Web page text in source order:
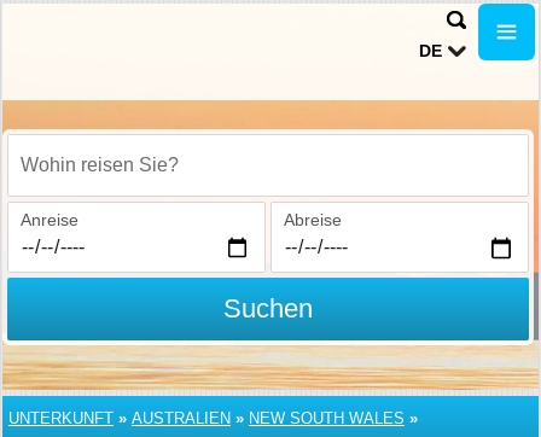
DE
Wohin reisen Sie?
Anreise Abreise
Suchen
UNTERKUNFT » AUSTRALIEN » NEW SOUTH WALES »